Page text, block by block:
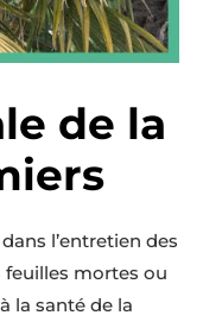
de la
l’entretien des
feuilles mortes ou
la santé de la